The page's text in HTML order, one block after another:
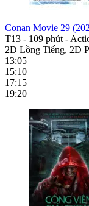
Conan Movie 29
T13 - 109 phút -
2D Lồng Tiếng, 2D
13:05
15:10
17:15
19:20